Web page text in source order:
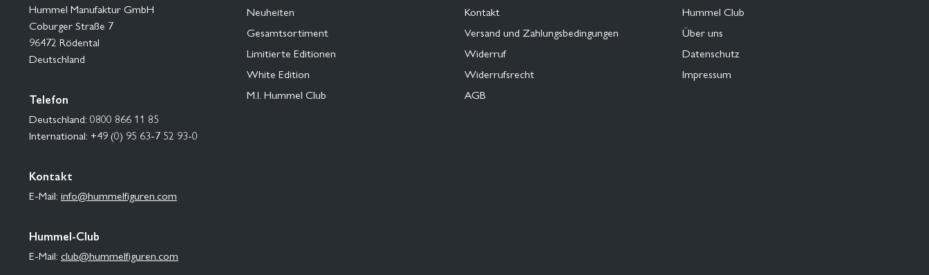
Hummel Manufaktur GmbH
Coburger Straße 7
96472 Rödental
Deutschland
Telefon
Deutschland: 0800 866 11 85
International: +49 (0) 95 63-7 52 93-0
Kontakt
E-Mail: info@hummelfiguren.com
Hummel-Club
E-Mail: club@hummelfiguren.com
Neuheiten
Gesamtsortiment
Limitierte Editionen
White Edition
M.I. Hummel Club
Kontakt
Versand und Zahlungsbedingungen
Widerruf
Widerrufsrecht
AGB
Hummel Club
Über uns
Datenschutz
Impressum